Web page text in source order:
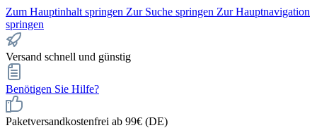
Zum Hauptinhalt springen Zur Suche springen Zur Hauptnavigation
springen
Versand schnell und günstig
Benötigen Sie Hilfe?
Paketversandkostenfrei ab 99€ (DE)